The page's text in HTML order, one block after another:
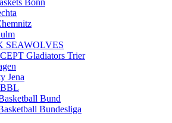
Bonn
SEAWOLVES
Gladiators Trier
Jena
BBL
Bund
Bundesliga